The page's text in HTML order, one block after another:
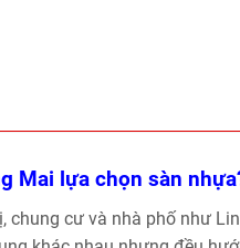
Mai lựa chọn sàn
chung cư và nhà phố như